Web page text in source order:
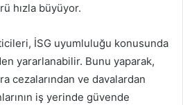
hızla büyüyor.
İSG uyumluluğu konusunda
yararlanabilir. Bunu yaparak,
cezalarından ve davalardan
iş yerinde güvende